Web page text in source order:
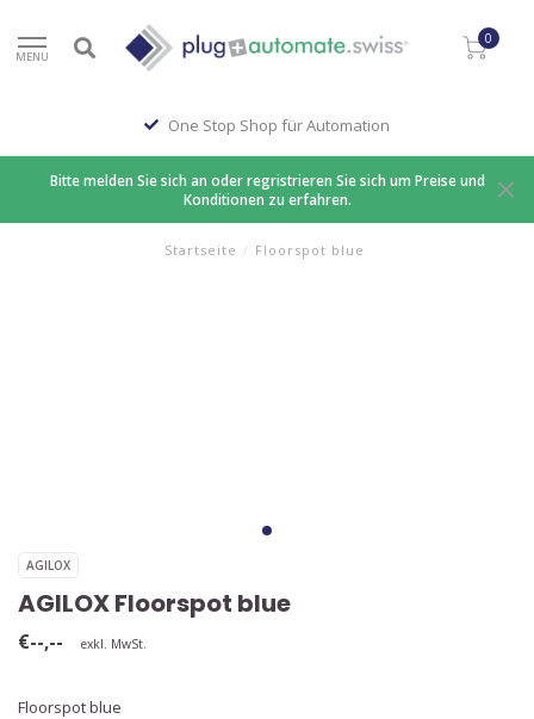
MENU
0
One Stop Shop für Automation
Bitte melden Sie sich an oder regristrieren Sie sich um Preise und
Konditionen zu erfahren.
Startseite / Floorspot blue
AGILOX
AGILOX Floorspot blue
€--,-- exkl. MwSt.
Floorspot blue